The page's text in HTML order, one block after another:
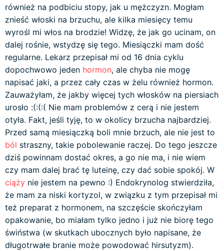
również na podbiciu stopy, jak u mężczyzn. Mogłam
znieść włoski na brzuchu, ale kilka miesięcy temu
wyrośl mi włos na brodzie! Widzę, że jak go ucinam, on
dalej rośnie, wstydzę się tego. Miesiączki mam dość
regularne. Lekarz przepisał mi od 16 dnia cyklu
dopochwowo jeden hormon, ale chyba nie mogę
napisać jaki, a przez cały czas w żelu również hormon.
Zauważyłam, że jakby więcej tych włosków na piersiach
urosło :(:(:( Nie mam problemów z cerą i nie jestem
otyła. Fakt, jeśli tyję, to w okolicy brzucha najbardziej.
Przed samą miesiączką boli mnie brzuch, ale nie jest to
ból straszny, takie pobolewanie raczej. Do tego jeszcze
dziś powinnam dostać okres, a go nie ma, i nie wiem
czy mam dalej brać tę luteinę, czy dać sobie spokój. W
ciąży nie jestem na pewno :) Endokrynolog stwierdziła,
że mam za niski kortyzol, w związku z tym przepisał mi
też preparat z hormonem, na szczęście skończyłam
opakowanie, bo miałam tylko jedno i już nie biorę tego
świństwa (w skutkach ubocznych było napisane, że
długotrwałe branie może powodować hirsutyzm).